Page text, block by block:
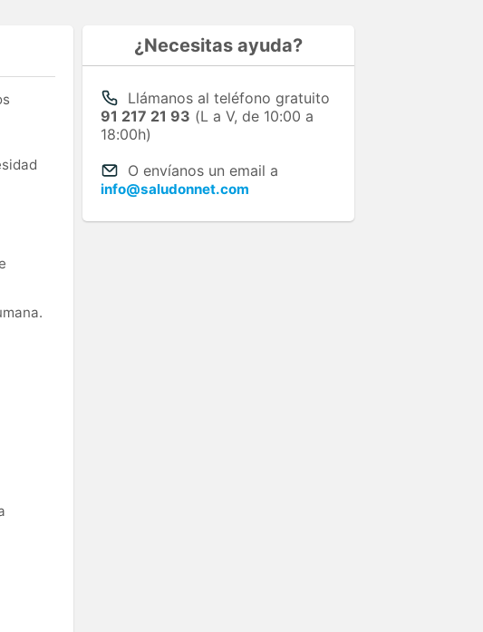
¿Necesitas ayuda?
Llámanos al teléfono gratuito
91 217 21 93 (L a V, de 10:00 a
18:00h)
O envíanos un email a
info@saludonnet.com